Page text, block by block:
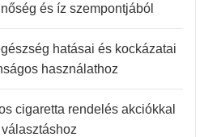
és íz szempontjából
hatásai és kockázatai
használathoz
cigaretta rendelés akciókkal